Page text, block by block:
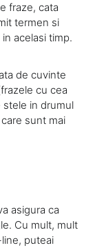
fraze, cata
termen si
acelasi timp.
de cuvinte
cu cea
stele in drumul
sunt mai
asigura ca
Cu mult, mult
puteai